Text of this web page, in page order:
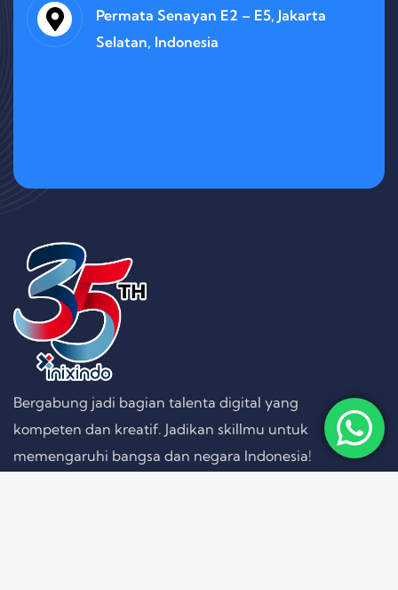
Permata Senayan E2 – E5, Jakarta
Selatan, Indonesia
Bergabung jadi bagian talenta digital yang
kompeten dan kreatif. Jadikan skillmu untuk
memengaruhi bangsa dan negara Indonesia!